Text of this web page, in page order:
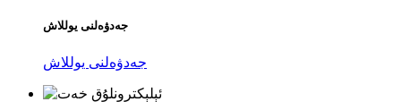
جەدۋەلنى يوللاش
جەدۋەلنى يوللاش